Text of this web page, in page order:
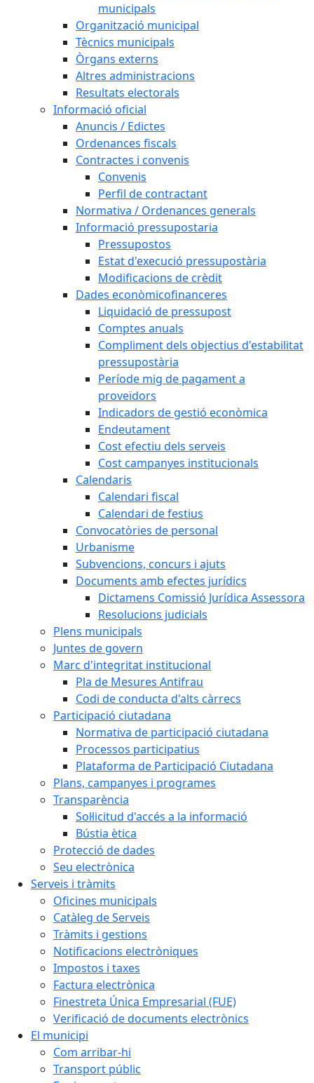
municipals
Organització municipal
Tècnics municipals
Òrgans externs
Altres administracions
Resultats electorals
Informació oficial
Anuncis / Edictes
Ordenances fiscals
Contractes i convenis
Convenis
Perfil de contractant
Normativa / Ordenances generals
Informació pressupostaria
Pressupostos
Estat d'execució pressupostària
Modificacions de crèdit
Dades econòmicofinanceres
Liquidació de pressupost
Comptes anuals
Compliment dels objectius d'estabilitat
pressupostària
Període mig de pagament a
proveïdors
Indicadors de gestió econòmica
Endeutament
Cost efectiu dels serveis
Cost campanyes institucionals
Calendaris
Calendari fiscal
Calendari de festius
Convocatòries de personal
Urbanisme
Subvencions, concurs i ajuts
Documents amb efectes jurídics
Dictamens Comissió Jurídica Assessora
Resolucions judicials
Plens municipals
Juntes de govern
Marc d'integritat institucional
Pla de Mesures Antifrau
Codi de conducta d'alts càrrecs
Participació ciutadana
Normativa de participació ciutadana
Processos participatius
Plataforma de Participació Ciutadana
Plans, campanyes i programes
Transparència
Sol·licitud d'accés a la informació
Bústia ètica
Protecció de dades
Seu electrònica
Serveis i tràmits
Oficines municipals
Catàleg de Serveis
Tràmits i gestions
Notificacions electròniques
Impostos i taxes
Factura electrònica
Finestreta Única Empresarial (FUE)
Verificació de documents electrònics
El municipi
Com arribar-hi
Transport públic